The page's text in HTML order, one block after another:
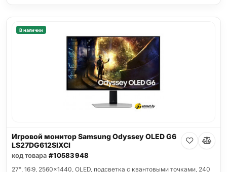
В наличии
Игровой монитор Samsung Odyssey OLED G6
LS27DG612SIXCI
код товара #10583948
27", 16:9, 2560x1440, OLED, подсветка с квантовыми точками, 240